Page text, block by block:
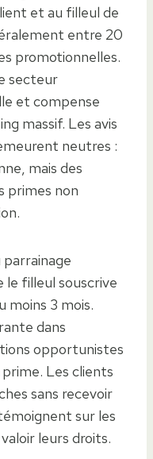
et au filleul de
entre 20
promotionnelles.
secteur
et compense
massif. Les avis
neutres :
mais des
primes non
parrainage
filleul souscrive
moins 3 mois.
dans
opportunistes
Les clients
sans recevoir
sur les
leurs droits.